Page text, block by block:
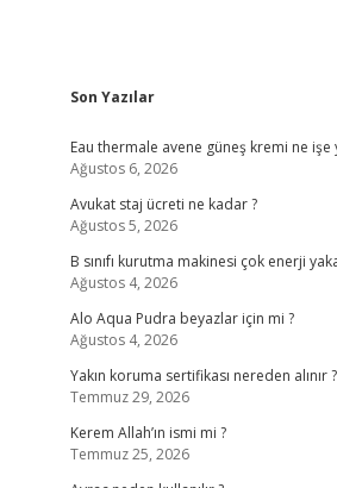
Sidebar
Son Yazılar
Eau thermale avene güneş kremi ne işe
Ağustos 6, 2026
Avukat staj ücreti ne kadar ?
Ağustos 5, 2026
B sınıfı kurutma makinesi çok enerji
Ağustos 4, 2026
Alo Aqua Pudra beyazlar için mi ?
Ağustos 4, 2026
Yakın koruma sertifikası nereden alınır ?
Temmuz 29, 2026
Kerem Allah’ın ismi mi ?
Temmuz 25, 2026